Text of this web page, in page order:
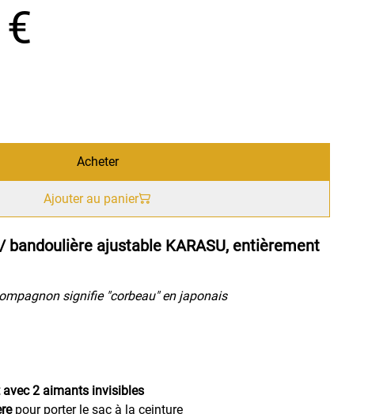
Acheter
Ajouter au panier
bandoulière ajustable KARASU, entièrement
signifie "corbeau" en japonais
2 aimants invisibles
pour porter le sac à la ceinture